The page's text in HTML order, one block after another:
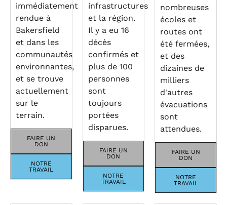
immédiatement
rendue à
Bakersfield
et dans les
communautés
environnantes,
et se trouve
actuellement
sur le
terrain.
FAIRE UN
DON
NOTRE
TRAVAIL
infrastructures
et la région.
Il y a eu 16
décès
confirmés et
plus de 100
personnes
sont
toujours
portées
disparues.
FAIRE UN
DON
NOTRE
TRAVAIL
nombreuses
écoles et
routes ont
été fermées,
et des
dizaines de
milliers
d'autres
évacuations
sont
attendues.
FAIRE UN
DON
NOTRE
TRAVAIL